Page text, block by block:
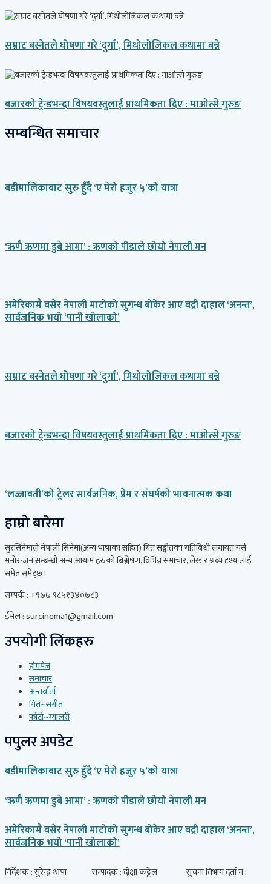
सम्राट बस्नेतले घोषणा गरे ‘दुर्गा’, मिथोलोजिकल कथामा बन्ने
बजारको ट्रेन्डभन्दा विषयवस्तुलाई प्राथमिकता दिए : माओत्से गुरुङ
सम्बन्धित समाचार
बडीमालिकाबाट सुरु हुँदै ‘ए मेरो हजुर ५’को यात्रा
‘ऋणै ऋणमा डुबे आमा’ : ऋणको पीडाले छोयो नेपाली मन
अमेरिकामै बसेर नेपाली माटोको सुगन्ध बोकेर आए बद्री दाहाल ‘अनन्त’,
सार्वजनिक भयो ‘पानी खोलाको’
सम्राट बस्नेतले घोषणा गरे ‘दुर्गा’, मिथोलोजिकल कथामा बन्ने
बजारको ट्रेन्डभन्दा विषयवस्तुलाई प्राथमिकता दिए : माओत्से गुरुङ
‘लज्जावती’को ट्रेलर सार्वजनिक, प्रेम र संघर्षको भावनात्मक कथा
हाम्रो बारेमा
सुरसिनेमाले नेपाली सिनेमा(अन्य भाषाका सहित) गित सङ्गीतका गतिबिधी लगायत यसै
मनोरन्जन सम्बन्धी अन्य आयाम हरुको बिश्लेषण, विभिन्न समाचार, लेख र श्रब्य दृश्य लाई
समेत समेट्छ।
सम्पर्क : +९७७ ९८५१३४०७८३
ईमेल : surcinema1@gmail.com
उपयोगी लिंकहरु
होमपेज
समाचार
अन्तर्वार्ता
गित~संगीत
फोटो~ग्यालरी
पपुलर अपडेट
बडीमालिकाबाट सुरु हुँदै ‘ए मेरो हजुर ५’को यात्रा
‘ऋणै ऋणमा डुबे आमा’ : ऋणको पीडाले छोयो नेपाली मन
अमेरिकामै बसेर नेपाली माटोको सुगन्ध बोकेर आए बद्री दाहाल ‘अनन्त’,
सार्वजनिक भयो ‘पानी खोलाको’
निर्देशक : सुरेन्द्र थापा सम्पादक : दीक्षा कट्टेल सुचना विभाग दर्ता नं :